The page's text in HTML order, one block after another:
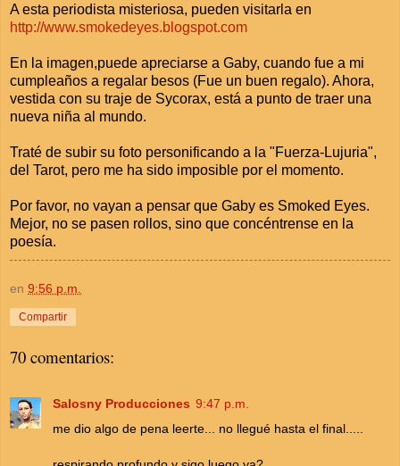
A esta periodista misteriosa, pueden visitarla en
http://www.smokedeyes.blogspot.com
En la imagen,puede apreciarse a Gaby, cuando fue a mi
cumpleaños a regalar besos (Fue un buen regalo). Ahora,
vestida con su traje de Sycorax, está a punto de traer una
nueva niña al mundo.
Traté de subir su foto personificando a la "Fuerza-Lujuria",
del Tarot, pero me ha sido imposible por el momento.
Por favor, no vayan a pensar que Gaby es Smoked Eyes.
Mejor, no se pasen rollos, sino que concéntrense en la
poesía.
en 9:56 p.m.
Compartir
70 comentarios:
Salosny Producciones 9:47 p.m.
me dio algo de pena leerte... no llegué hasta el final.....